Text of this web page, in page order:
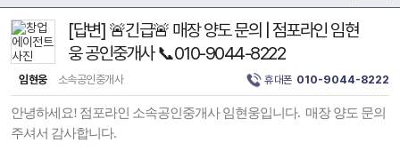
[답변] 🚨긴급🚨 매장 양도 문의 | 점포라인 임현
웅 공인중개사 📞010-9044-8222
임현웅 소속공인중개사 휴대폰 010-9044-8222
안녕하세요! 점포라인 소속공인중개사 임현웅입니다. 매장 양도 문의
주셔서 감사합니다.